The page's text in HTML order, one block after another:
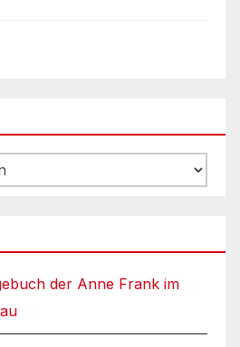
der Anne Frank im